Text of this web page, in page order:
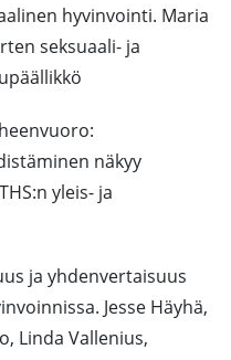
hyvinvointi. Maria
seksuaali- ja
näkyy
yleis- ja
ja yhdenvertaisuus
Jesse Häyhä,
Linda Vallenius,